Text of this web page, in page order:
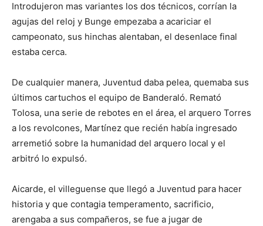
Introdujeron mas variantes los dos técnicos, corrían la
agujas del reloj y Bunge empezaba a acariciar el
campeonato, sus hinchas alentaban, el desenlace final
estaba cerca.
De cualquier manera, Juventud daba pelea, quemaba sus
últimos cartuchos el equipo de Banderaló. Remató
Tolosa, una serie de rebotes en el área, el arquero Torres
a los revolcones, Martínez que recién había ingresado
arremetió sobre la humanidad del arquero local y el
arbitró lo expulsó.
Aicarde, el villeguense que llegó a Juventud para hacer
historia y que contagia temperamento, sacrificio,
arengaba a sus compañeros, se fue a jugar de